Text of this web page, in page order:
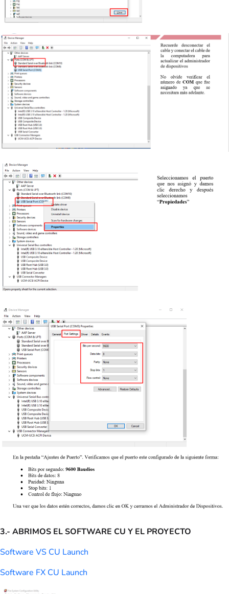
3.- ABRIMOS EL SOFTWARE CU Y EL PROYECTO
Software VS CU Launch
Software FX CU Launch